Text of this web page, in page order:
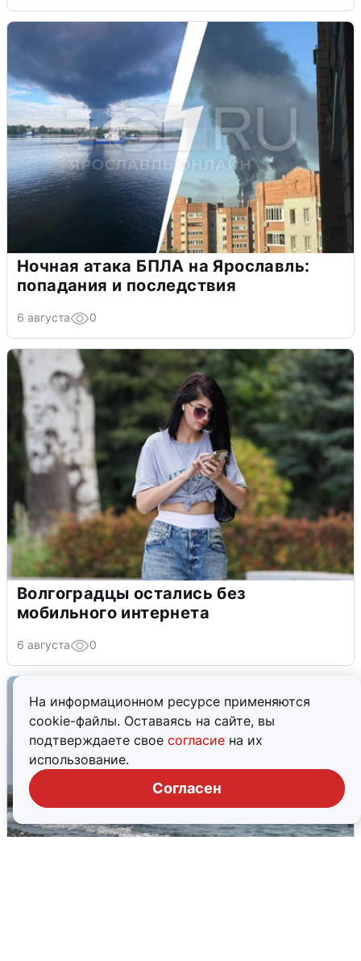
На информационном ресурсе применяются
cookie-файлы. Оставаясь на сайте, вы
подтверждаете свое согласие на их
использование.
Согласен
Ночная атака БПЛА на Ярославль:
попадания и последствия
6 августа 0
Волгоградцы остались без
мобильного интернета
6 августа 0